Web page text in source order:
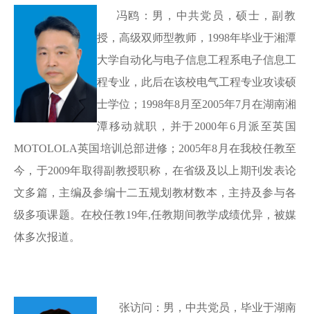
冯鸥：男，中共党员，硕士，副教
授，高级双师型教师， 1998年毕业于湘潭
大学自动化与电子信息工程系电子信息工
程专业，此后在该校电气工程专业攻读硕
士学位 ； 1998年8月至2005年7月在湖南湘
潭移动就职，并于2000年6月派至英国
MOTOLOLA英国培训总部进修 ； 2005年8月在我校任教至
今，于2009年取得副教授职称，在省级及以上期刊发表论
文多篇，主编及参编十二五规划教材数本，主持及参与各
级多项课题。在校任教19年,任教期间教学成绩优异，被媒
体多次报道。
张访问：男，中共党员，毕业于湖南